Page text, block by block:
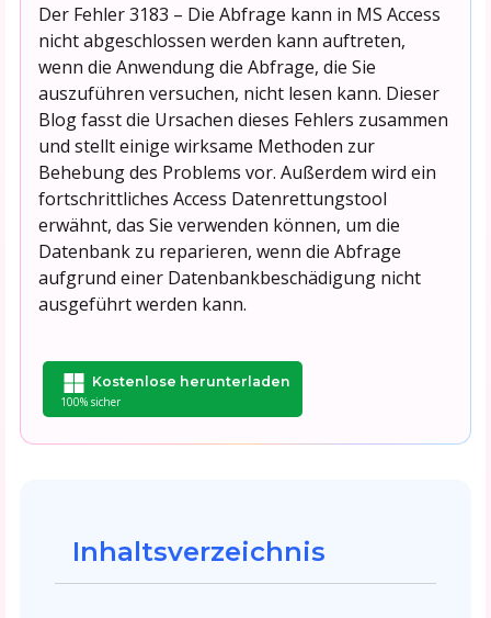
Der Fehler 3183 – Die Abfrage kann in MS Access
nicht abgeschlossen werden kann auftreten,
wenn die Anwendung die Abfrage, die Sie
auszuführen versuchen, nicht lesen kann. Dieser
Blog fasst die Ursachen dieses Fehlers zusammen
und stellt einige wirksame Methoden zur
Behebung des Problems vor. Außerdem wird ein
fortschrittliches Access Datenrettungstool
erwähnt, das Sie verwenden können, um die
Datenbank zu reparieren, wenn die Abfrage
aufgrund einer Datenbankbeschädigung nicht
ausgeführt werden kann.
Kostenlose herunterladen
100% sicher
Inhaltsverzeichnis